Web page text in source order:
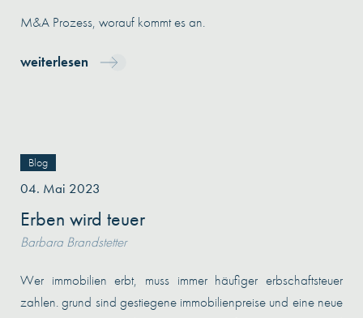
M&A Prozess, worauf kommt es an.
weiterlesen
Blog
04. Mai 2023
Erben wird teuer
Barbara Brandstetter
Wer immobilien erbt, muss immer häufiger erbschaftsteuer
zahlen. grund sind gestiegene immobilienpreise und eine neue